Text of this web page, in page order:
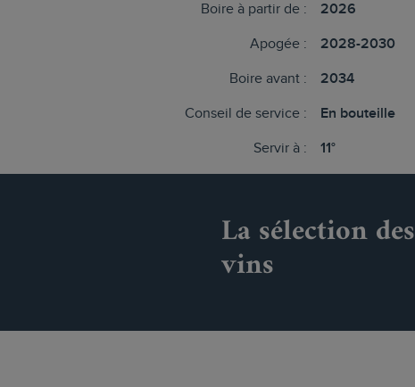
Boire à partir de : 2026
Apogée : 2028-2030
Boire avant : 2034
Conseil de service : En bouteille
Servir à : 11°
La sélection des
vins